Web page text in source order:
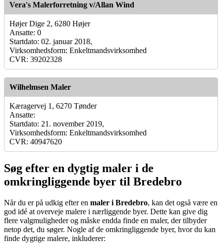
Vera's Malerforretning v/Allan Wind
Højer Dige 2, 6280 Højer
Ansatte: 0
Startdato: 02. januar 2018,
Virksomhedsform: Enkeltmandsvirksomhed
CVR: 39202328
Wilhelmsen Maler
Kæragervej 1, 6270 Tønder
Ansatte:
Startdato: 21. november 2019,
Virksomhedsform: Enkeltmandsvirksomhed
CVR: 40947620
Søg efter en dygtig maler i de
omkringliggende byer til Bredebro
Når du er på udkig efter en maler i Bredebro, kan det også være en
god idé at overveje malere i nærliggende byer. Dette kan give dig
flere valgmuligheder og måske endda finde en maler, der tilbyder
netop det, du søger. Nogle af de omkringliggende byer, hvor du kan
finde dygtige malere, inkluderer: